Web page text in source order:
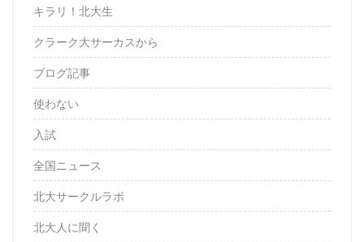
キラリ！北大生
クラーク大サーカスから
ブログ記事
使わない
入試
全国ニュース
北大サークルラボ
北大人に聞く